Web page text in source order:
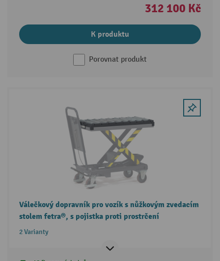
312 100 Kč
K produktu
Porovnat produkt
Válečkový dopravník pro vozík s nůžkovým zvedacím
stolem fetra®, s pojistka proti prostrčení
2 Varianty